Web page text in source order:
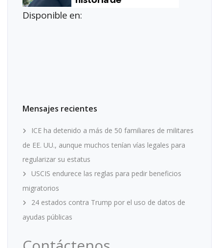
Disponible en:
Mensajes recientes
ICE ha detenido a más de 50 familiares de militares
de EE. UU., aunque muchos tenían vías legales para
regularizar su estatus
USCIS endurece las reglas para pedir beneficios
migratorios
24 estados contra Trump por el uso de datos de
ayudas públicas